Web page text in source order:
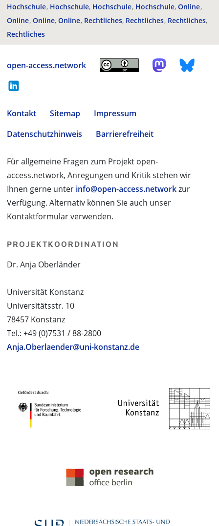
Hochschule Hochschule Hochschule Hochschule Online
Online Online Online Rechtliches Rechtliches Rechtliches
Rechtliches
open-access.network
Kontakt Sitemap
Impressum
Datenschutzhinweis
Barrierefreiheit
Für allgemeine Fragen zum Projekt open-
access.network, Anregungen und Kritik stehen wir
Ihnen gerne unter info@open-access.networkzur
Verfügung. Alternativ können Sie auch unser
Kontaktformular verwenden.
PROJEKTKOORDINATION
Dr. Anja Oberländer
Universität Konstanz
Universitätsstr. 10
78457 Konstanz
Tel.: +49 (0)7531 / 88-2800
Anja.Oberlaender@uni-konstanz.de